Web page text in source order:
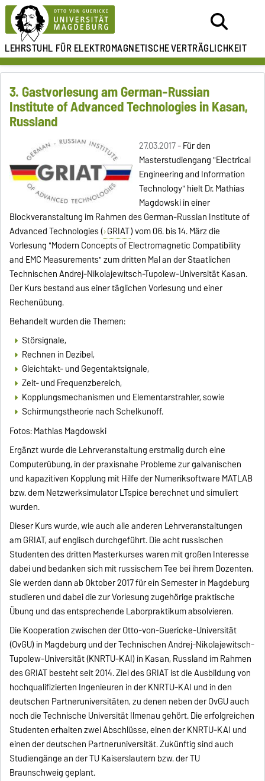
LEHRSTUHL FÜRELEKTROMAGNETISCHEVERTRÄGLICHKEIT
3. Gastvorlesung am German-Russian
Institute of Advanced Technologies in Kasan,
Russland
27.03.2017 -Für den
Masterstudiengang "Electrical
Engineering and Information
Technology" hielt Dr. Mathias
Magdowski in einer
Blockveranstaltung im Rahmen des German-Russian Institute of
Advanced Technologies ( GRIAT) vom 06. bis 14. März die
Vorlesung "Modern Concepts of Electromagnetic Compatibility
and EMC Measurements" zum dritten Mal an der Staatlichen
Technischen Andrej-Nikolajewitsch-Tupolew-Universität Kasan.
Der Kurs bestand aus einer täglichen Vorlesung und einer
Rechenübung.
Behandelt wurden die Themen:
Störsignale,
Rechnen in Dezibel,
Gleichtakt- und Gegentaktsignale,
Zeit- und Frequenzbereich,
Kopplungsmechanismen und Elementarstrahler, sowie
Schirmungstheorie nach Schelkunoff.
Fotos: Mathias Magdowski
Ergänzt wurde die Lehrveranstaltung erstmalig durch eine
Computerübung, in der praxisnahe Probleme zur galvanischen
und kapazitiven Kopplung mit Hilfe der Numeriksoftware MATLAB
bzw. dem Netzwerksimulator LTspice berechnet und simuliert
wurden.
Dieser Kurs wurde, wie auch alle anderen Lehrveranstaltungen
am GRIAT, auf englisch durchgeführt. Die acht russischen
Studenten des dritten Masterkurses waren mit großen Interesse
dabei und bedanken sich mit russischem Tee bei ihrem Dozenten.
Sie werden dann ab Oktober 2017 für ein Semester in Magdeburg
studieren und dabei die zur Vorlesung zugehörige praktische
Übung und das entsprechende Laborpraktikum absolvieren.
Die Kooperation zwischen der Otto-von-Guericke-Universität
(OvGU) in Magdeburg und der Technischen Andrej-Nikolajewitsch-
Tupolew-Universität (KNRTU-KAI) in Kasan, Russland im Rahmen
des GRIAT besteht seit 2014. Ziel des GRIAT ist die Ausbildung von
hochqualifizierten Ingenieuren in der KNRTU-KAI und in den
deutschen Partneruniversitäten, zu denen neben der OvGU auch
noch die Technische Universität Ilmenau gehört. Die erfolgreichen
Studenten erhalten zwei Abschlüsse, einen der KNRTU-KAI und
einen der deutschen Partneruniversität. Zukünftig sind auch
Studiengänge an der TU Kaiserslautern bzw. der TU
Braunschweig geplant.